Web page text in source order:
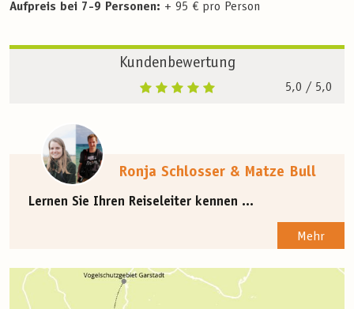
Aufpreis bei 7-9 Personen: + 95 € pro Person
Kundenbewertung
5,0 / 5,0
Ronja Schlosser & Matze Bull
Lernen Sie Ihren Reiseleiter kennen ...
Mehr